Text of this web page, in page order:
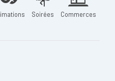
Soirées Commerces